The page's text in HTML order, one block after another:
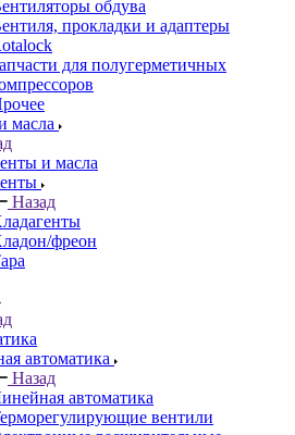
обдува
прокладки и адаптеры
для полугерметичных
масла
и масла
Назад
фреон
автоматика
Назад
автоматика
вентили